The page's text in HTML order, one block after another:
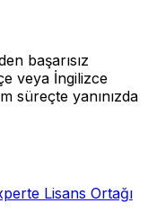
başarısız
veya İngilizce
süreçte yanınızda
Lisans Ortağı